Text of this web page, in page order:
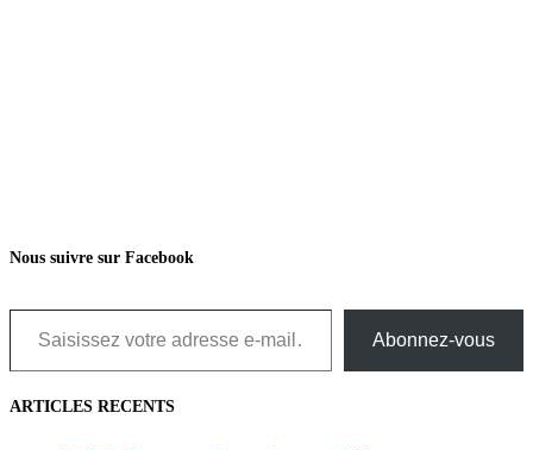
Nous suivre sur Facebook
Saisissez votre adresse e-mail…
Abonnez-vous
ARTICLES RECENTS